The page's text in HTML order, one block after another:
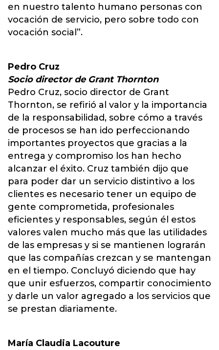
en nuestro talento humano personas con
vocación de servicio, pero sobre todo con
vocación social”.
Pedro Cruz
Socio director de Grant Thornton
Pedro Cruz, socio director de Grant
Thornton, se refirió al valor y la importancia
de la responsabilidad, sobre cómo a través
de procesos se han ido perfeccionando
importantes proyectos que gracias a la
entrega y compromiso los han hecho
alcanzar el éxito. Cruz también dijo que
para poder dar un servicio distintivo a los
clientes es necesario tener un equipo de
gente comprometida, profesionales
eficientes y responsables, según él estos
valores valen mucho más que las utilidades
de las empresas y si se mantienen lograrán
que las compañías crezcan y se mantengan
en el tiempo. Concluyó diciendo que hay
que unir esfuerzos, compartir conocimiento
y darle un valor agregado a los servicios que
se prestan diariamente.
María Claudia Lacouture